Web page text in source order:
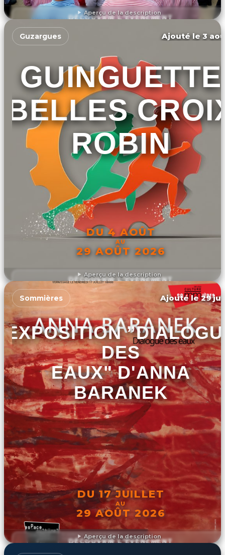
Aperçu de la description
DÉCOUVRIR L'ÉVÉNEMENT
Aperçu de la description
Guzargues Ajouté le 3
GUINGUETTE
BELLES
ROBIN
DU 4 AOÛT
AU
29 AOÛT 2026
DÉCOUVRIR L'ÉVÉNEMENT
Aperçu de la description
Sommières Ajouté le 29
EXPOSITION
DES
EAUX" D'ANNA
BARANEK
DU 17 JUILLET
AU
29 AOÛT 2026
DÉCOUVRIR L'ÉVÉNEMENT